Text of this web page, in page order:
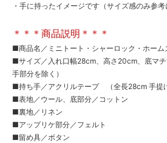
・手に持ったイメージです（サイズ感のみ参考
＊＊＊商品説明＊＊＊
■商品名／ミニトート・シャーロック・ホーム
■サイズ／入れ口幅28cm、高さ20cm、底マ
手部分を除く）
■持ち手／アクリルテープ （全長28cm 手提
■表地／ウール、底部分／コットン
■裏地／リネン
■アップリケ部分／フェルト
■留め具／ボタン